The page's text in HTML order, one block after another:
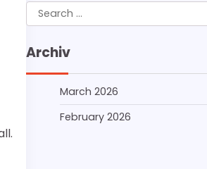
Search
for:
Archiv
March 2026
February 2026